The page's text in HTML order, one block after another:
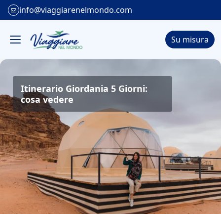
info@viaggiarenelmondo.com
Su misura
Itinerario Giordania 5 Giorni:
cosa vedere